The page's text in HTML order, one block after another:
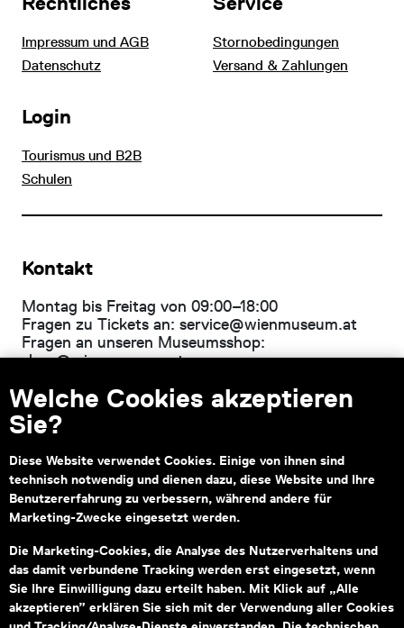
Welche Cookies akzeptieren
Sie?
Diese Website verwendet Cookies. Einige von ihnen sind
technisch notwendig und dienen dazu, diese Website und Ihre
Benutzererfahrung zu verbessern, während andere für
Marketing-Zwecke eingesetzt werden.
Die Marketing-Cookies, die Analyse des Nutzerverhaltens und
das damit verbundene Tracking werden erst eingesetzt, wenn
Sie Ihre Einwilligung dazu erteilt haben. Mit Klick auf „Alle
akzeptieren” erklären Sie sich mit der Verwendung aller Cookies
Impressum und AGB
Datenschutz
Stornobedingungen
Versand & Zahlungen
Login
Tourismus und B2B
Schulen
Kontakt
Montag bis Freitag von 09:00–18:00
Fragen zu Tickets an: service@wienmuseum.at
Fragen an unseren Museumsshop:
shop@wienmuseum.at
Wien Museum, Karlsplatz
1040 Wien
Informationen zu Ihrem
Subventionsgeber Hauptsponsor